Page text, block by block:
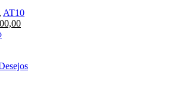
, AT10